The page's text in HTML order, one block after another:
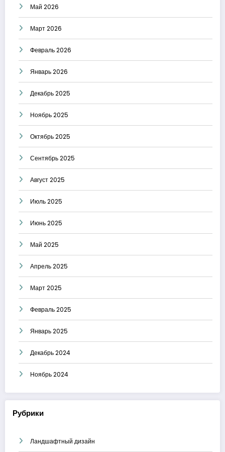
Май 2026
Март 2026
Февраль 2026
Январь 2026
Декабрь 2025
Ноябрь 2025
Октябрь 2025
Сентябрь 2025
Август 2025
Июль 2025
Июнь 2025
Май 2025
Апрель 2025
Март 2025
Февраль 2025
Январь 2025
Декабрь 2024
Ноябрь 2024
Рубрики
Ландшафтный дизайн